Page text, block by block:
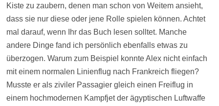
Kiste zu zaubern, denen man schon von Weitem ansieht,
dass sie nur diese oder jene Rolle spielen können. Achtet
mal darauf, wenn Ihr das Buch lesen solltet. Manche
andere Dinge fand ich persönlich ebenfalls etwas zu
überzogen. Warum zum Beispiel konnte Alex nicht einfach
mit einem normalen Linienflug nach Frankreich fliegen?
Musste er als ziviler Passagier gleich einen Freiflug in
einem hochmodernen Kampfjet der ägyptischen Luftwaffe